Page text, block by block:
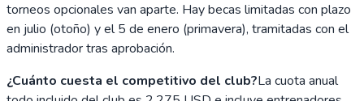
torneos opcionales van aparte. Hay becas limitadas con plazo
en julio (otoño) y el 5 de enero (primavera), tramitadas con el
administrador tras aprobación.
¿Cuánto cuesta el competitivo del club?La cuota anual